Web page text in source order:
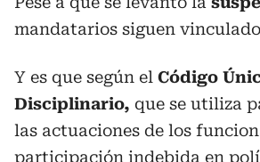
mandatarios siguen
Y es que según el Código
Disciplinario, que se utiliza
las actuaciones de los
participación indebida en